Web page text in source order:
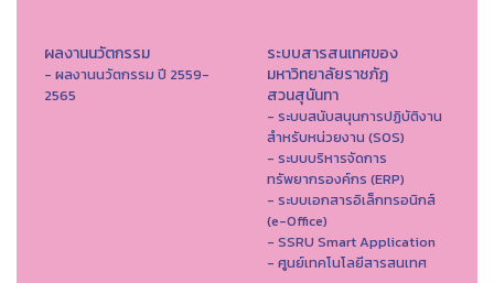
ผลงานนวัตกรรม
- ผลงานนวัตกรรม ปี 2559-
2565
ระบบสารสนเทศของ
มหาวิทยาลัยราชภัฏ
สวนสุนันทา
- ระบบสนับสนุนการปฏิบัติงาน
สำหรับหน่วยงาน (SOS)
- ระบบบริหารจัดการ
ทรัพยากรองค์กร (ERP)
- ระบบเอกสารอิเล็กทรอนิกส์
(e-Office)
- SSRU Smart Application
- ศูนย์เทคโนโลยีสารสนเทศ